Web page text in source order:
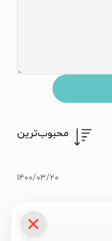
محبوب‌ترین
۱۴۰۰/۰۳/۲۰
چیو کلی گفته.